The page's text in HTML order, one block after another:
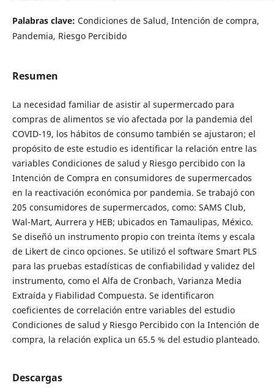
Palabras clave: Condiciones de Salud, Intención de compra,
Pandemia, Riesgo Percibido
Resumen
La necesidad familiar de asistir al supermercado para
compras de alimentos se vio afectada por la pandemia del
COVID-19, los hábitos de consumo también se ajustaron; el
propósito de este estudio es identificar la relación entre las
variables Condiciones de salud y Riesgo percibido con la
Intención de Compra en consumidores de supermercados
en la reactivación económica por pandemia. Se trabajó con
205 consumidores de supermercados, como: SAMS Club,
Wal-Mart, Aurrera y HEB; ubicados en Tamaulipas, México.
Se diseñó un instrumento propio con treinta ítems y escala
de Likert de cinco opciones. Se utilizó el software Smart PLS
para las pruebas estadísticas de confiabilidad y validez del
instrumento, como el Alfa de Cronbach, Varianza Media
Extraída y Fiabilidad Compuesta. Se identificaron
coeficientes de correlación entre variables del estudio
Condiciones de salud y Riesgo Percibido con la Intención de
compra, la relación explica un 65.5 % del estudio planteado.
Descargas